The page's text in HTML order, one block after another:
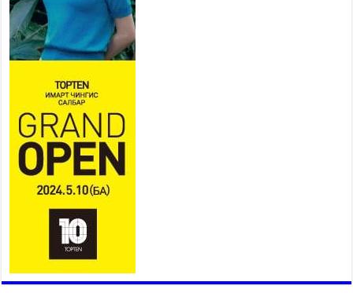
“Хөдөө аж ахуй, хөдөөгийн
хөгжил төслийн 2 дахь шат”
төслийн хүрээнд 4 банктай
дамжуулан зээлдүүлэх гэрээ
байгууллаа
2026 оны 7 сар 27 / 9 цаг 40 минут
УИХ-ын гишүүн С.Зулпхар: Иргэдийн санал
хууль тогтоох үйл ажиллагааны чухал үндэс
2026 оны 7 сар 27 / 9 цаг 19 минут
Ерөнхий хяналтын хоёр удаагийн сонсголд 345
хүн оролцжээ
2026 оны 7 сар 27 / 9 цаг 13 минут
Хянан шалгах түр хорооны нотлох баримттай
нээлттэй танилцах боломжтой боллоо.
2026 оны 7 сар 23 / 15 цаг 58 минут
Дүүжин замын тээвэр энэ оны 12 дугаар сард
ашиглалтад бүрэн орно